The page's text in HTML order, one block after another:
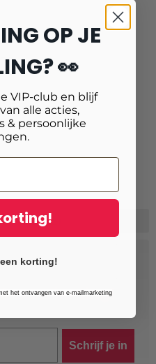
(+9484)
extra korting!
Schrijf je in
OP JE
👀
VIP-club en blijf
alle acties,
& persoonlijke
korting!
het ontvangen van e-mailmarketing